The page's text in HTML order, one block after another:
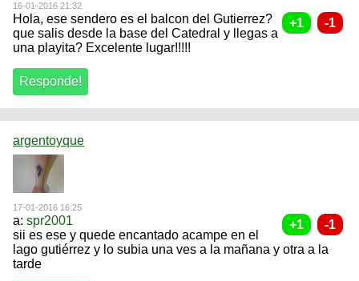
16-01-2016 21:32
Hola, ese sendero es el balcon del Gutierrez?
que salis desde la base del Catedral y llegas a
una playita? Excelente lugar!!!!!
argentoyque
17-01-2016 16:25
a: spr2001
sii es ese y quede encantado acampe en el
lago gutiérrez y lo subia una ves a la mañana y otra a la
tarde